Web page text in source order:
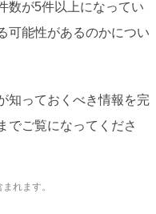
数が5件以上になってい
可能性があるのかについ
知っておくべき情報を完
でご覧になってくださ
れます。